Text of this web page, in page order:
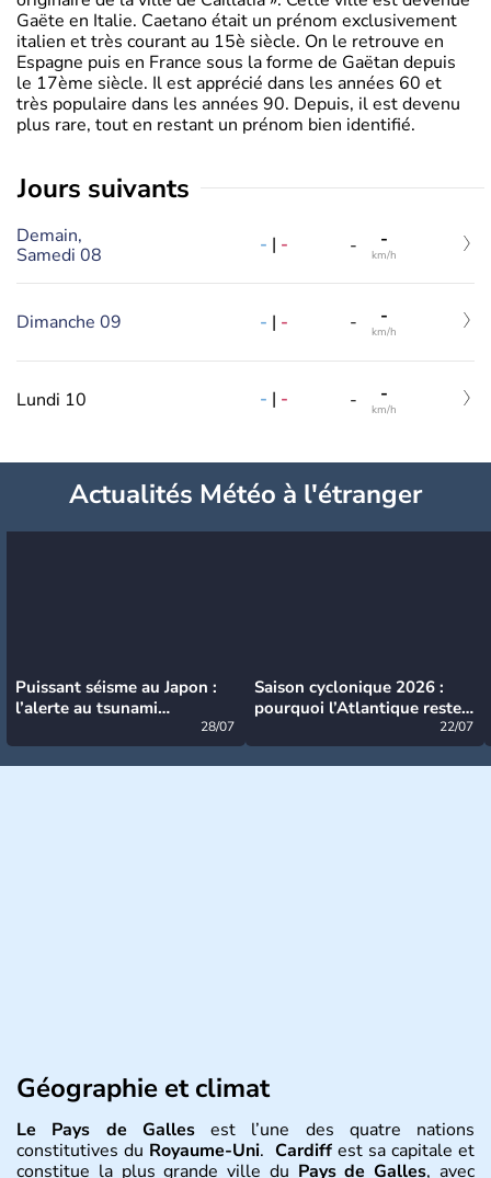
Gaëte en Italie. Caetano était un prénom exclusivement
italien et très courant au 15è siècle. On le retrouve en
Espagne puis en France sous la forme de Gaëtan depuis
le 17ème siècle. Il est apprécié dans les années 60 et
très populaire dans les années 90. Depuis, il est devenu
plus rare, tout en restant un prénom bien identifié.
jours suivants
Demain,
Samedi 08
- | - - -
km/h
Dimanche 09 - | - - -
km/h
Lundi 10 - | - - -
km/h
Actualités Météo à l'étranger
Puissant séisme au Japon :
l’alerte au tsunami
28/07
Saison cyclonique 2026 :
pourquoi l’Atlantique reste
22/07
Géographie et climat
Le Pays de Gallesest l’une des quatre nations
constitutives du Royaume-Uni. Cardiff est sa capitale et
constitue la plus grande ville du Pays de Galles, avec